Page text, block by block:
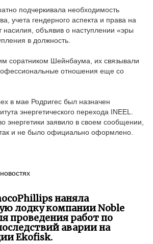
подчеркивала необходимость
учета гендерного аспекта и права на
насилия, объявив о наступлении «эры
в должность.
соратником Шейнбаума, их связывали
отношения еще со
в мае Родригес был назначен
энергетического перехода INEEL.
энергетики заявило в своем сообщении,
и не было официально оформлено.
наняла
лодку компании Noble
проведения работ по
аварии на
Ekofisk.